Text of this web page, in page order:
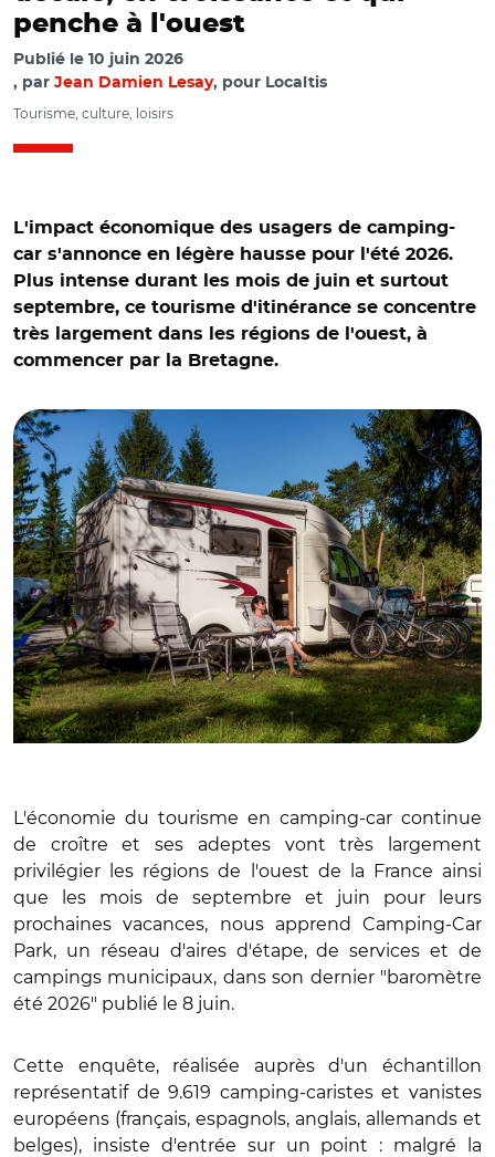
penche à l'ouest
Publié le 10 juin 2026
par Jean Damien Lesay, pour Localtis
Tourisme, culture, loisirs
L'impact économique des usagers de camping-
car s'annonce en légère hausse pour l'été 2026.
Plus intense durant les mois de juin et surtout
septembre, ce tourisme d'itinérance se concentre
très largement dans les régions de l'ouest, à
commencer par la Bretagne.
L'économie du tourisme en camping-car continue
de croître et ses adeptes vont très largement
privilégier les régions de l'ouest de la France ainsi
que les mois de septembre et juin pour leurs
prochaines vacances, nous apprend Camping-Car
Park, un réseau d'aires d'étape, de services et de
campings municipaux, dans son dernier "baromètre
été 2026" publié le 8 juin.
Cette enquête, réalisée auprès d'un échantillon
représentatif de 9.619 camping-caristes et vanistes
européens (français, espagnols, anglais, allemands et
belges), insiste d'entrée sur un point : malgré la